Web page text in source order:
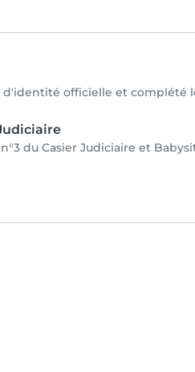
d'identité officielle et complété
du Casier Judiciaire et